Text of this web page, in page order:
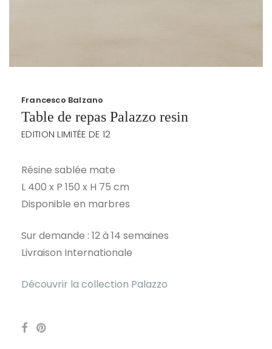
Francesco Balzano
Table de repas Palazzo resin
EDITION LIMITÉE DE 12
Résine sablée mate
L 400 x P 150 x H 75 cm
Disponible en marbres
Sur demande : 12 à 14 semaines
Livraison Internationale
Découvrir la collection Palazzo